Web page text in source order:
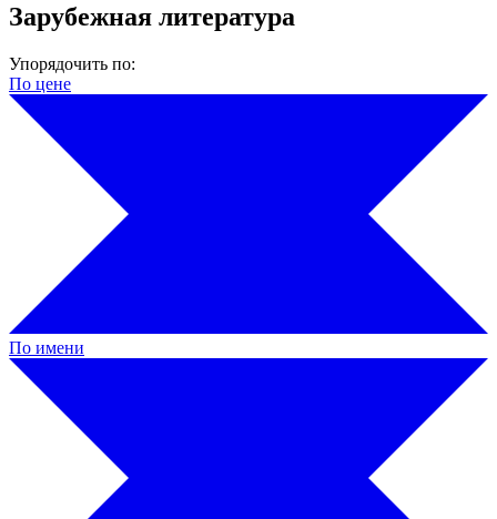
Зарубежная литература
Упорядочить по:
По цене
По имени